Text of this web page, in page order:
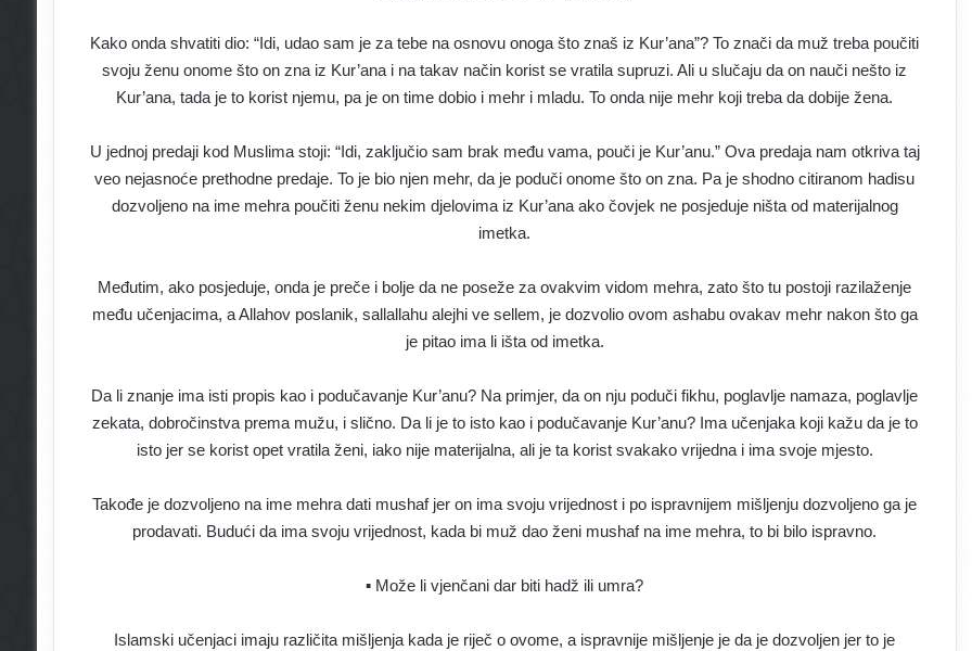
Kako onda shvatiti dio: “Idi, udao sam je za tebe na osnovu onoga što znaš iz Kur’ana”? To znači da muž treba poučiti
svoju ženu onome što on zna iz Kur’ana i na takav način korist se vratila supruzi. Ali u slučaju da on nauči nešto iz
Kur’ana, tada je to korist njemu, pa je on time dobio i mehr i mladu. To onda nije mehr koji treba da dobije žena.
U jednoj predaji kod Muslima stoji: “Idi, zaključio sam brak među vama, pouči je Kur’anu.” Ova predaja nam otkriva taj
veo nejasnoće prethodne predaje. To je bio njen mehr, da je poduči onome što on zna. Pa je shodno citiranom hadisu
dozvoljeno na ime mehra poučiti ženu nekim djelovima iz Kur’ana ako čovjek ne posjeduje ništa od materijalnog
imetka.
Međutim, ako posjeduje, onda je preče i bolje da ne poseže za ovakvim vidom mehra, zato što tu postoji razilaženje
među učenjacima, a Allahov poslanik, sallallahu alejhi ve sellem, je dozvolio ovom ashabu ovakav mehr nakon što ga
je pitao ima li išta od imetka.
Da li znanje ima isti propis kao i podučavanje Kur’anu? Na primjer, da on nju poduči fikhu, poglavlje namaza, poglavlje
zekata, dobročinstva prema mužu, i slično. Da li je to isto kao i podučavanje Kur’anu? Ima učenjaka koji kažu da je to
isto jer se korist opet vratila ženi, iako nije materijalna, ali je ta korist svakako vrijedna i ima svoje mjesto.
Takođe je dozvoljeno na ime mehra dati mushaf jer on ima svoju vrijednost i po ispravnijem mišljenju dozvoljeno ga je
prodavati. Budući da ima svoju vrijednost, kada bi muž dao ženi mushaf na ime mehra, to bi bilo ispravno.
▪ Može li vjenčani dar biti hadž ili umra?
Islamski učenjaci imaju različita mišljenja kada je riječ o ovome, a ispravnije mišljenje je da je dozvoljen jer to je